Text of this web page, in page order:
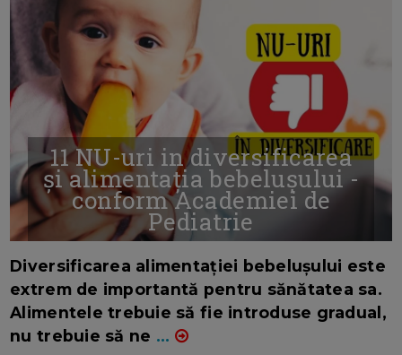
11 NU-uri in diversificarea
și alimentația bebelușului -
conform Academiei de
Pediatrie
Diversificarea alimentației bebelușului este
extrem de importantă pentru sănătatea sa.
Alimentele trebuie să fie introduse gradual,
nu trebuie să ne ...